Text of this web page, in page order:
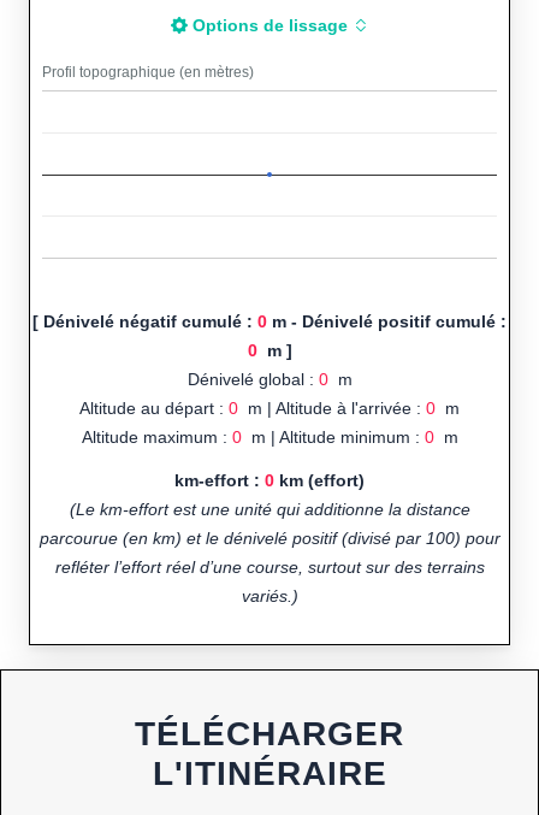
Options de lissage
Profil topographique (en mètres)
[ Dénivelé négatif cumulé : 0 m - Dénivelé positif cumulé :
0m ]
Dénivelé global : 0m
Altitude au départ : 0 m | Altitude à l'arrivée : 0 m
Altitude maximum : 0m | Altitude minimum : 0m
km-effort : 0 km (effort)
(Le km-effort est une unité qui additionne la distance
parcourue (en km) et le dénivelé positif (divisé par 100) pour
refléter l’effort réel d’une course, surtout sur des terrains
variés.)
TÉLÉCHARGER
L'ITINÉRAIRE